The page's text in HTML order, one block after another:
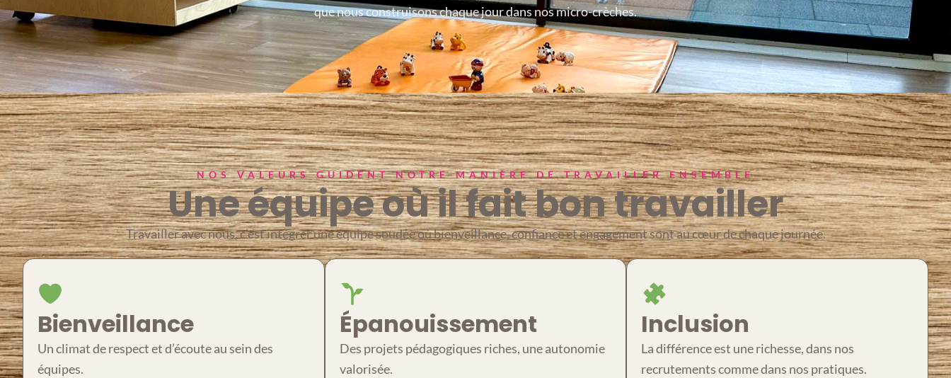
que nous construisons chaque jour dans nos micro-crèches.
NOS VALEURS GUIDENT NOTRE MANIÈRE DE TRAVAILLER ENSEMBLE
Une équipe où il fait bon travailler
Travailler avec nous, c’est intégrer une équipe soudée où bienveillance, confiance et engagement sont au cœur de chaque journée.
Bienveillance
Un climat de respect et d’écoute au sein des
équipes.
Épanouissement
Des projets pédagogiques riches, une autonomie
valorisée.
Inclusion
La différence est une richesse, dans nos
recrutements comme dans nos pratiques.